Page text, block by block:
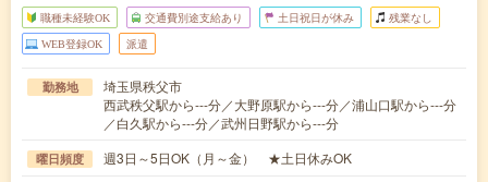
職種未経験OK 交通費別途支給あり 土日祝日が休み 残業なし
WEB登録OK 派遣
勤務地
埼玉県秩父市
西武秩父駅から---分／大野原駅から---分／浦山口駅から---分
／白久駅から---分／武州日野駅から---分
曜日頻度 週3日～5日OK（月～金） ★土日休みOK